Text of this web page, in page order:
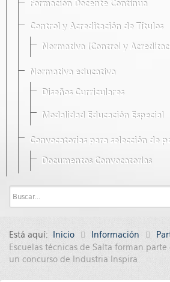
Formación Docente Continua
Control y Acreditación de Títulos
Normativa (Control y
Normativa educativa
Diseños Curriculares
Modalidad Educación Especial
Convocatorias para selección de
Documentos Convocatorias
Está aquí: Inicio Información
Escuelas técnicas de Salta forman
un concurso de Industria Inspira